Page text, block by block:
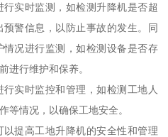
实时监测，如检测升降机是否超
警信息，以防止事故的发生。同
况进行监测，如检测设备是否存
进行维护和保养。
实时监控和管理，如检测工地人
等情况，以确保工地安全。
提高工地升降机的安全性和管理